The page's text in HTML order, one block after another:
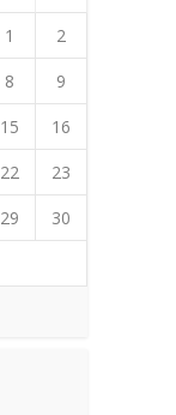
1
2
8
9
15
16
22
23
29
30